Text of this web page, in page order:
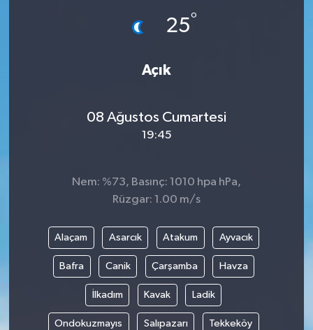
25°
Açık
08 Ağustos Cumartesi
19:45
Nem: %73, Basınç: 1010 hpa hPa,
Rüzgar: 1.00 m/s
Alaçam Asarcık Atakum Ayvacık
Bafra Canik Çarşamba Havza
İlkadım Kavak Ladik
Ondokuzmayıs Salıpazarı Tekkeköy
Sivil Toplum
Turizm
Yerel Yönetimler